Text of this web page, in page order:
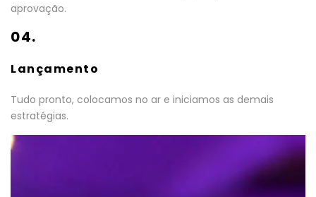
aprovação.
04.
Lançamento
Tudo pronto, colocamos no ar e iniciamos as demais
estratégias.